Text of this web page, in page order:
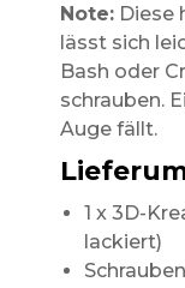
Note: Diese
lässt sich
Bash oder
schrauben.
Auge fällt.
1 x 3D-
lackiert)